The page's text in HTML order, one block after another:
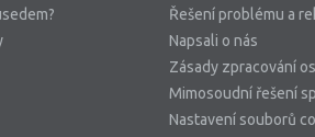
Řešení problému a
Napsali o nás
Zásady zpracování
Mimosoudní řešení
Nastavení souborů